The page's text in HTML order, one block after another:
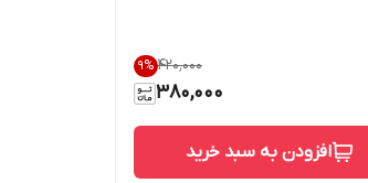
۴۲۰٬۰۰۰ 9%
380,000
افزودن به سبد خرید